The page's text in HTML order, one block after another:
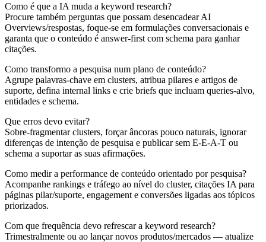
Como é que a IA muda a keyword research?
Procure também perguntas que possam desencadear AI
Overviews/respostas, foque-se em formulações conversacionais e
garanta que o conteúdo é answer-first com schema para ganhar
citações.
Como transformo a pesquisa num plano de conteúdo?
Agrupe palavras-chave em clusters, atribua pilares e artigos de
suporte, defina internal links e crie briefs que incluam queries-alvo,
entidades e schema.
Que erros devo evitar?
Sobre-fragmentar clusters, forçar âncoras pouco naturais, ignorar
diferenças de intenção de pesquisa e publicar sem E-E-A-T ou
schema a suportar as suas afirmações.
Como medir a performance de conteúdo orientado por pesquisa?
Acompanhe rankings e tráfego ao nível do cluster, citações IA para
páginas pilar/suporte, engagement e conversões ligadas aos tópicos
priorizados.
Com que frequência devo refrescar a keyword research?
Trimestralmente ou ao lançar novos produtos/mercados — atualize